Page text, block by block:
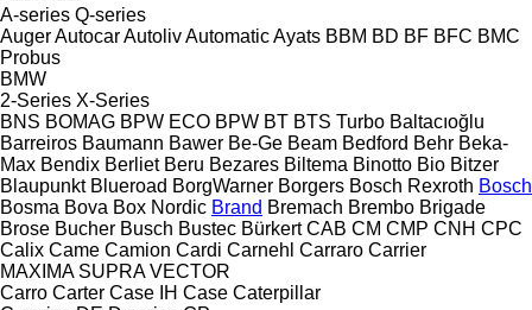
A-series Q-series
AugerAutocarAutolivAutomaticAyats BBM BD BF BFC BMC
Probus
BMW
2-Series X-Series
BNS BOMAG BPW ECO BPW BT BTS Turbo Baltacıoğlu
Barreiros Baumann Bawer Be-Ge Beam Bedford Behr Beka-
Max Bendix Berliet Beru Bezares Biltema Binotto Bio Bitzer
Blaupunkt Blueroad BorgWarner Borgers Bosch Rexroth Bosch
Bosma Bova Box Nordic Brand Bremach Brembo Brigade
Brose Bucher Busch Bustec Bürkert CAB CM CMP CNH CPC
Calix Came Camion Cardi Carnehl Carraro Carrier
MAXIMA SUPRA VECTOR
Carro Carter Case IH Case Caterpillar